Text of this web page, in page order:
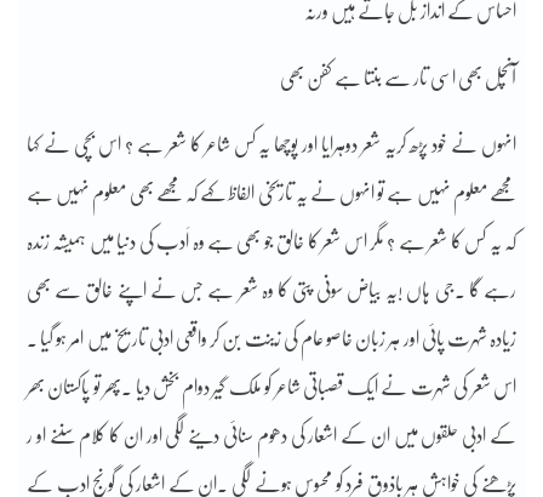
احساس کے انداز بل جاتے ہیں ورنہ
آنچل بھی اسی تار سے بنتا ہے کفن بھی
انہوں نے خود پڑھ کریہ شعر دوہرایا اور پوچھا یہ کس شاعر کا شعر ہے ؟ اس بچی نے کہا
مجھے معلوم نہیں ہے تو انہوں نے یہ تاریخی الفاظ کہے کہ مجھے بھی معلوم نہیں ہے
کہ یہ کس کا شعر ہے ؟ مگر اس شعر کا خالق جو بھی ہے وہ اَدب کی دنیا میں ہمیشہ زندہ
رہے گا ۔جی ہاں !یہ بیاض سونی پتی کا وہ شعر ہے جس نے اپنے خالق سے بھی
زیادہ شہرت پائی اور ہر زبان خاصو عام کی زینت بن کر واقعی ادبی تاریخ میں امر ہو گیا ۔
اس شعر کی شہرت نے ایک قصباتی شاعر کو ملک گیر دوام بخش دیا ۔پھر تو پاکستان بھر
کے ادبی حلقوں میں ان کے اشعار کی دھوم سنائی دینے لگی اور ان کا کلام سننے او ر
پڑھنے کی خواہش ہر باذوق فرد کو محسوس ہونے لگی ۔ان کے اشعار کی گونج ادب کے